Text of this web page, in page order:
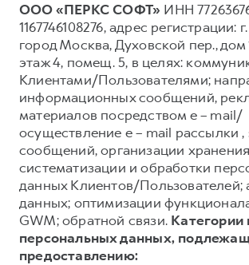
ООО «ПЕРКС СОФТ» ИНН
1167746108276, адрес регистрации:
город Москва, Духовской пер., дом
этаж 4, помещ. 5, в целях:
Клиентами/Пользователями;
информационных сообщений,
материалов посредством e – mail/
осуществление e – mail рассылки ,
сообщений, организации
систематизации и обработки
данных Клиентов/Пользователей;
данных; оптимизации
GWM; обратной связи. Категории
персональных данных,
предоставлению: